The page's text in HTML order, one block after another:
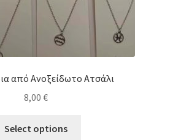
από Ανοξείδωτο Ατσάλι
8,00 €
Select options